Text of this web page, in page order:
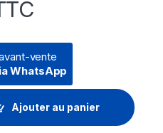
vente
WhatsApp
Galaxy Tab S9 Ultra (EF-
Ajouter au panier